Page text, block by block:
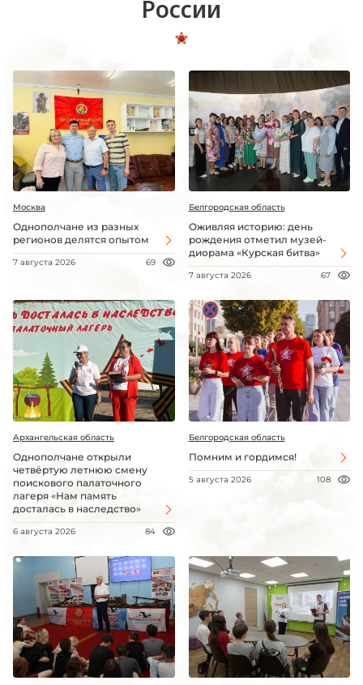
России
Москва
Однополчане из разных
регионов делятся опытом
7 августа 2026 69
Белгородская область
Оживляя историю: день
рождения отметил музей-
диорама «Курская битва»
7 августа 2026 67
Архангельская область
Однополчане открыли
четвёртую летнюю смену
поискового палаточного
лагеря «Нам память
досталась в наследство»
6 августа 2026 84
Белгородская область
Помним и гордимся!
5 августа 2026 108